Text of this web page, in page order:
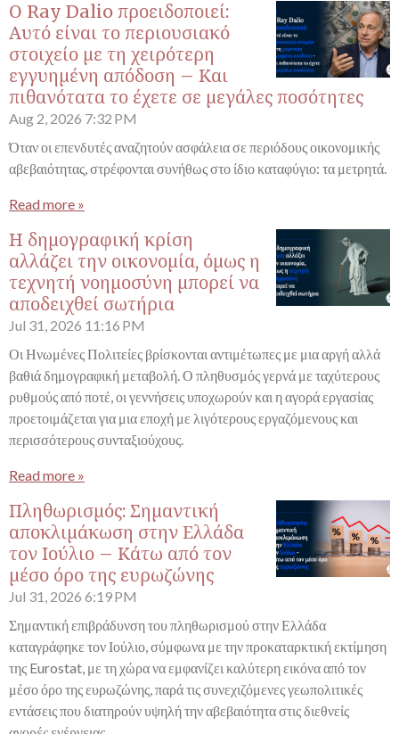
Ο Ray Dalio προειδοποιεί:
Αυτό είναι το περιουσιακό
στοιχείο με τη χειρότερη
εγγυημένη απόδοση – Και
πιθανότατα το έχετε σε μεγάλες ποσότητες
Aug 2, 2026 7:32 PM
Όταν οι επενδυτές αναζητούν ασφάλεια σε περιόδους οικονομικής
αβεβαιότητας, στρέφονται συνήθως στο ίδιο καταφύγιο: τα μετρητά.
Read more »
Η δημογραφική κρίση
αλλάζει την οικονομία, όμως η
τεχνητή νοημοσύνη μπορεί να
αποδειχθεί σωτήρια
Jul 31, 2026 11:16 PM
Οι Ηνωμένες Πολιτείες βρίσκονται αντιμέτωπες με μια αργή αλλά
βαθιά δημογραφική μεταβολή. Ο πληθυσμός γερνά με ταχύτερους
ρυθμούς από ποτέ, οι γεννήσεις υποχωρούν και η αγορά εργασίας
προετοιμάζεται για μια εποχή με λιγότερους εργαζόμενους και
περισσότερους συνταξιούχους.
Read more »
Πληθωρισμός: Σημαντική
αποκλιμάκωση στην Ελλάδα
τον Ιούλιο – Κάτω από τον
μέσο όρο της ευρωζώνης
Jul 31, 2026 6:19 PM
Σημαντική επιβράδυνση του πληθωρισμού στην Ελλάδα
καταγράφηκε τον Ιούλιο, σύμφωνα με την προκαταρκτική εκτίμηση
της Eurostat, με τη χώρα να εμφανίζει καλύτερη εικόνα από τον
μέσο όρο της ευρωζώνης, παρά τις συνεχιζόμενες γεωπολιτικές
εντάσεις που διατηρούν υψηλή την αβεβαιότητα στις διεθνείς